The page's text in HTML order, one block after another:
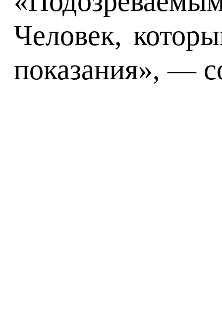
Человек,
показания», —